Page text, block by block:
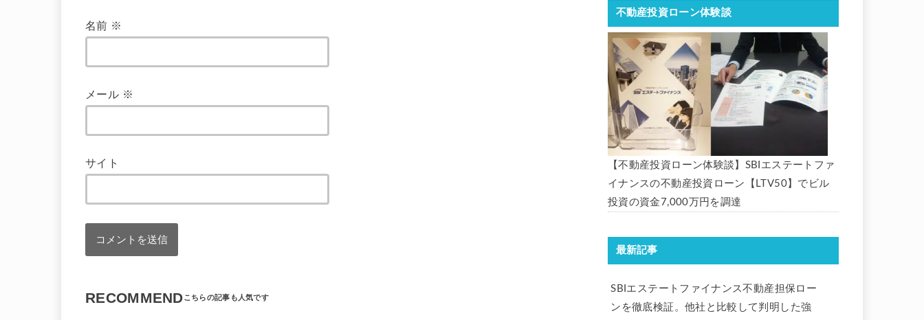
名前 ※
メール ※
サイト
RECOMMEND
不動産投資ローン体験談
【不動産投資ローン体験談】SBIエステートファ
イナンスの不動産投資ローン【LTV50】でビル
投資の資金7,000万円を調達
最新記事
SBIエステートファイナンス不動産担保ロー
ンを徹底検証。他社と比較して判明した強